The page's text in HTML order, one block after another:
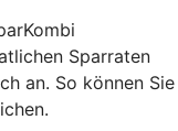
Sparraten
an. So können Sie